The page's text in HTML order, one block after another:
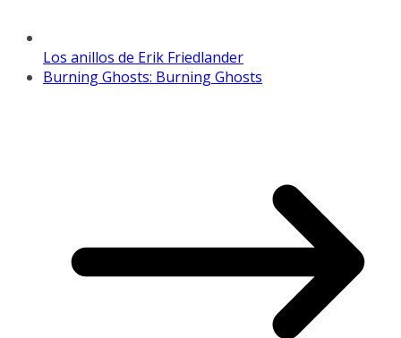
Los anillos de Erik Friedlander
Burning Ghosts: Burning Ghosts